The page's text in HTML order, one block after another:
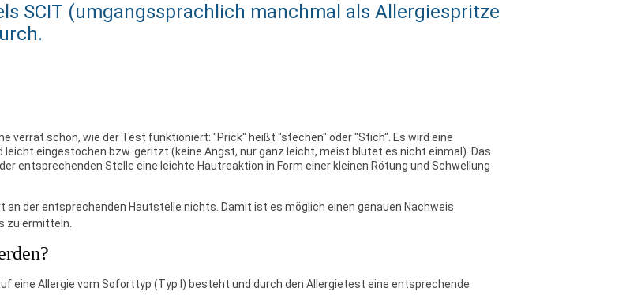
SCIT (umgangssprachlich manchmal als Allergiespritze
verrät schon, wie der Test funktioniert: "Prick" heißt "stechen" oder "Stich". Es wird eine
eingestochen bzw. geritzt (keine Angst, nur ganz leicht, meist blutet es nicht einmal). Das
entsprechenden Stelle eine leichte Hautreaktion in Form einer kleinen Rötung und Schwellung
der entsprechenden Hautstelle nichts. Damit ist es möglich einen genauen Nachweis
zu ermitteln.
eine Allergie vom Soforttyp (Typ I) besteht und durch den Allergietest eine entsprechende